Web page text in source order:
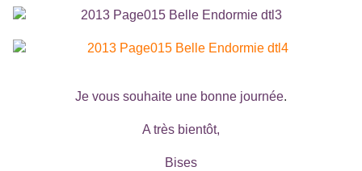
Je vous souhaite une bonne journée.
A très bientôt,
Bises